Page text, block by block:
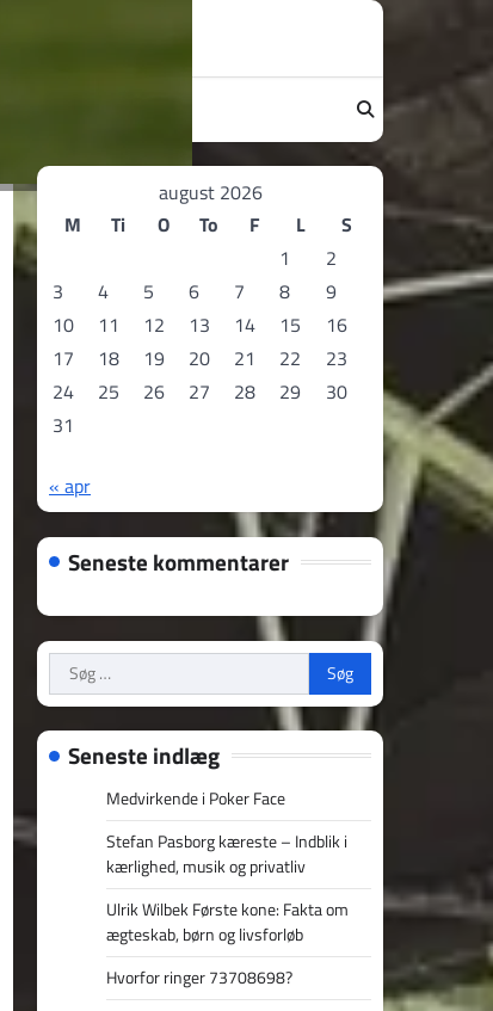
august 2026
M
Ti O To F L
S
1
2
3
4 5 6 7 8
9
10
11 12 13 14 15
16
17
18 19 20 21 22
23
24
25 26 27 28 29
30
31
« apr
Seneste kommentarer
Søg
efter:
Seneste indlæg
Medvirkende i Poker Face
Stefan Pasborg kæreste – Indblik i
kærlighed, musik og privatliv
Ulrik Wilbek Første kone: Fakta om
ægteskab, børn og livsforløb
Hvorfor ringer 73708698?